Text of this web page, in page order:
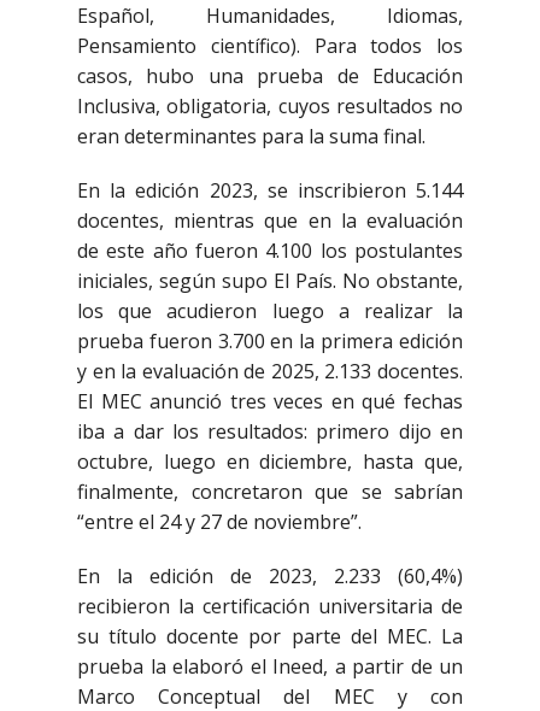
Español, Humanidades, Idiomas,
Pensamiento científico). Para todos los
casos, hubo una prueba de Educación
Inclusiva, obligatoria, cuyos resultados no
eran determinantes para la suma final.
En la edición 2023, se inscribieron 5.144
docentes, mientras que en la evaluación
de este año fueron 4.100 los postulantes
iniciales, según supo El País. No obstante,
los que acudieron luego a realizar la
prueba fueron 3.700 en la primera edición
y en la evaluación de 2025, 2.133 docentes.
El MEC anunció tres veces en qué fechas
iba a dar los resultados: primero dijo en
octubre, luego en diciembre, hasta que,
finalmente, concretaron que se sabrían
“entre el 24 y 27 de noviembre”.
En la edición de 2023, 2.233 (60,4%)
recibieron la certificación universitaria de
su título docente por parte del MEC. La
prueba la elaboró el Ineed, a partir de un
Marco Conceptual del MEC y con